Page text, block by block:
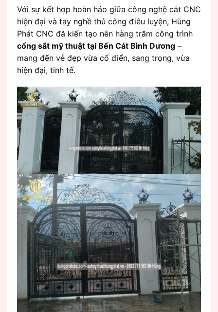
Với sự kết hợp hoàn hảo giữa công nghệ cắt CNC
hiện đại và tay nghề thủ công điêu luyện, Hùng
Phát CNC đã kiến tạo nên hàng trăm công trình
cổng sắt mỹ thuật tại Bến Cát Bình Dương –
mang đến vẻ đẹp vừa cổ điển, sang trọng, vừa
hiện đại, tinh tế.